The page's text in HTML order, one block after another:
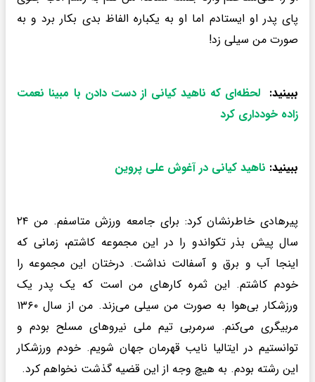
پای پدر او ایستادم اما او به یکباره الفاظ بدی بکار برد و به
صورت من سیلی زد!
ببینید: لحظه‌ای که ناهید کیانی از دست دادن با مبینا نعمت‌
زاده خودداری کرد
ببینید: ناهید کیانی در آغوش علی پروین
پیرهادی خاطرنشان کرد: برای جامعه ورزش متاسفم. من ۲۴
سال پیش بذر تکواندو را در این مجموعه کاشتم، زمانی که
اینجا آب و برق و آسفالت نداشت. درختان این مجموعه را
خودم کاشتم. این ثمره کارهای من است که یک پدر یک
ورزشکار بی‌هوا به صورت من سیلی می‌زند. من از سال ۱۳۶۰
مربیگری می‌کنم. سرمربی تیم ملی نیروهای مسلح بودم و
توانستیم در ایتالیا نایب قهرمان جهان شویم. خودم ورزشکار
این رشته بودم. به هیچ وجه از این قضیه گذشت نخواهم کرد.